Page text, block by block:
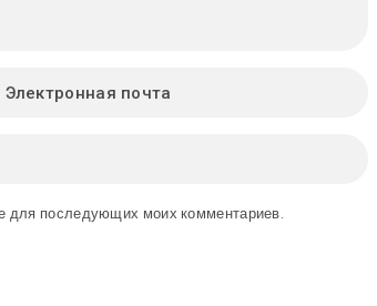
для последующих моих комментариев.